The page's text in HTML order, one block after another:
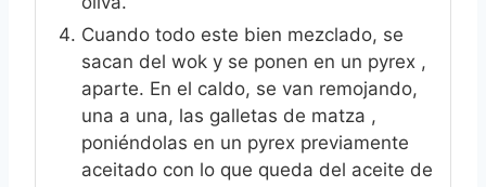
Cuando todo este bien mezclado, se
sacan del wok y se ponen en un pyrex ,
aparte. En el caldo, se van remojando,
una a una, las galletas de matza ,
poniéndolas en un pyrex previamente
aceitado con lo que queda del aceite de